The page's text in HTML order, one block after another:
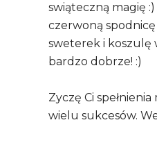
swiąteczną magię
czerwoną
sweterek i koszulę
bardzo dobrze! :)
Zyczę Ci
wielu sukcesów.